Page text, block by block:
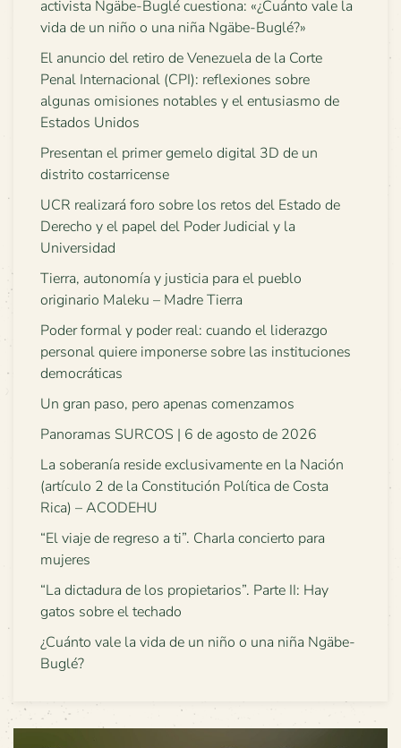
activista Ngäbe-Buglé cuestiona: «¿Cuánto vale la
vida de un niño o una niña Ngäbe-Buglé?»
El anuncio del retiro de Venezuela de la Corte
Penal Internacional (CPI): reflexiones sobre
algunas omisiones notables y el entusiasmo de
Estados Unidos
Presentan el primer gemelo digital 3D de un
distrito costarricense
UCR realizará foro sobre los retos del Estado de
Derecho y el papel del Poder Judicial y la
Universidad
Tierra, autonomía y justicia para el pueblo
originario Maleku – Madre Tierra
Poder formal y poder real: cuando el liderazgo
personal quiere imponerse sobre las instituciones
democráticas
Un gran paso, pero apenas comenzamos
Panoramas SURCOS | 6 de agosto de 2026
La soberanía reside exclusivamente en la Nación
(artículo 2 de la Constitución Política de Costa
Rica) – ACODEHU
“El viaje de regreso a ti”. Charla concierto para
mujeres
“La dictadura de los propietarios”. Parte II: Hay
gatos sobre el techado
¿Cuánto vale la vida de un niño o una niña Ngäbe-
Buglé?